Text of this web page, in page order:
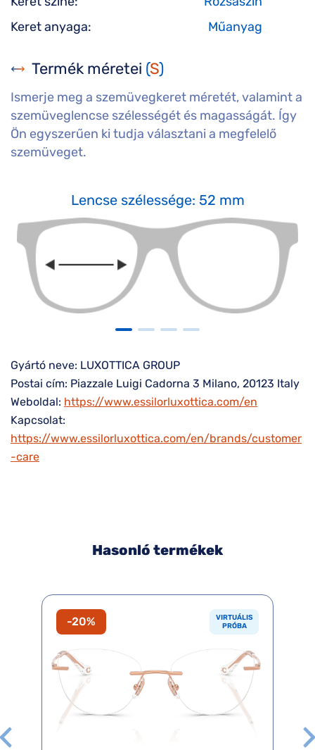
Keret anyaga:
Műanyag
Termék méretei (S)
Ismerje meg a szemüvegkeret méretét, valamint a
szemüveglencse szélességét és magasságát. Így
Ön egyszerűen ki tudja választani a megfelelő
szemüveget.
Lencse szélessége: 52 mm
Gyártó neve: LUXOTTICA GROUP
Postai cím: Piazzale Luigi Cadorna 3 Milano, 20123 Italy
Weboldal: https://www.essilorluxottica.com/en
Kapcsolat:
https://www.essilorluxottica.com/en/brands/customer
-care
Hasonló termékek
-20%
VIRTUÁLIS
PRÓBA